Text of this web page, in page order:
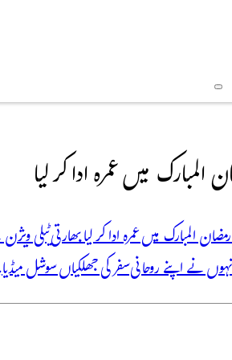
میں عمرہ ادا کر لیا
المبارک میں عمرہ ادا کر لیا بھارتی
نے اپنے روحانی سفر کی جھلکیاں سوشل